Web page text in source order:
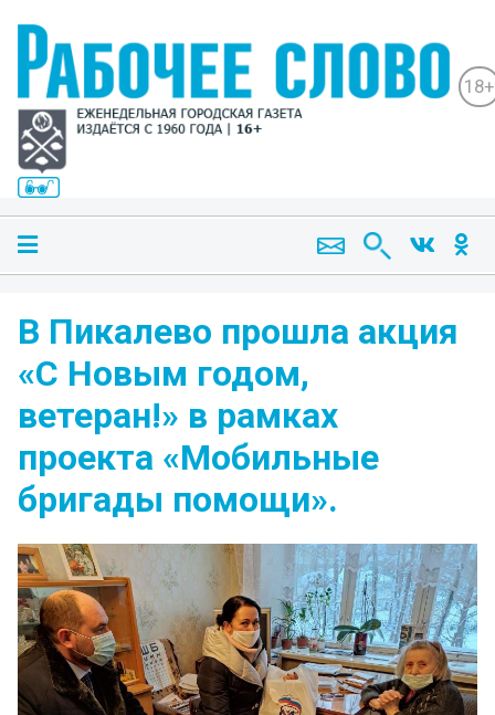
18+
В Пикалево прошла акция
«С Новым годом,
ветеран!» в рамках
проекта «Мобильные
бригады помощи».